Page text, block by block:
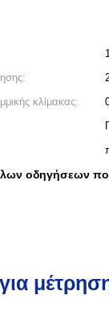
κλίμακας:
οδηγήσεων